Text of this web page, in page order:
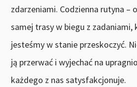
zdarzeniami. Codzienna rutyna –
samej trasy w biegu z zadaniami,
jesteśmy w stanie przeskoczyć.
ją przerwać i wyjechać na
każdego z nas satysfakcjonuje.